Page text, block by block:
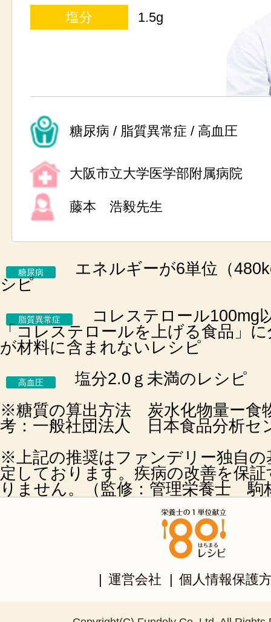
塩分 1.5g
糖尿病 / 脂質異常症 / 高血圧
大阪市立大学医学部附属病院
藤本 浩毅先生
糖尿病
エネルギーが6単位（
シピ
脂質異常症
コレステロール100mg
「コレステロールを上げる食品」
が材料に含まれないレシピ
高血圧
塩分2.0ｇ未満のレシピ
※糖質の算出方法 炭水化物量ー
考：一般社団法人 日本食品分析セ
※上記の推奨はファンデリー独自の
定しております。疾病の改善を保
りません。（監修：管理栄養士
| 運営会社 | 個人情報保護